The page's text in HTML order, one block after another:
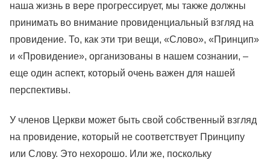
наша жизнь в вере прогрессирует, мы также должны
принимать во внимание провиденциальный взгляд на
провидение. То, как эти три вещи, «Слово», «Принцип»
и «Провидение», организованы в нашем сознании, –
еще один аспект, который очень важен для нашей
перспективы.
У членов Церкви может быть свой собственный взгляд
на провидение, который не соответствует Принципу
или Слову. Это нехорошо. Или же, поскольку